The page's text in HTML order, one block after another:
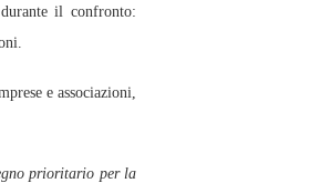
il confronto:
e associazioni,
prioritario per la